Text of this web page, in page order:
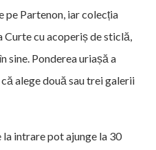
pe Partenon, iar colecția
cu acoperiș de sticlă,
sine. Ponderea uriașă a
alege două sau trei galerii
la intrare pot ajunge la 30